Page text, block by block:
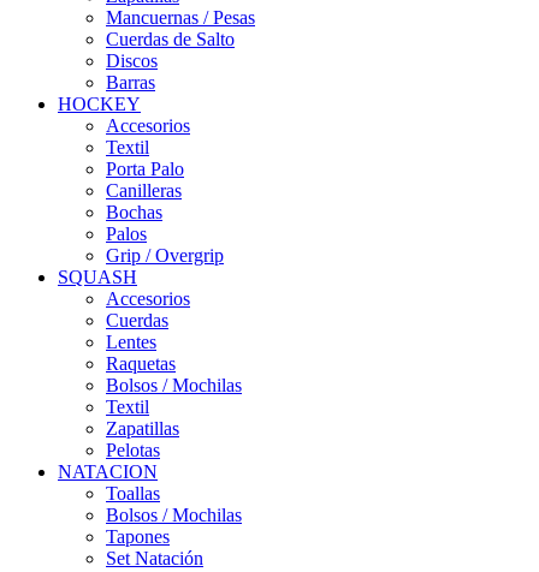
Mancuernas / Pesas
Cuerdas de Salto
Discos
Barras
HOCKEY
Accesorios
Textil
Porta Palo
Canilleras
Bochas
Palos
Grip / Overgrip
SQUASH
Accesorios
Cuerdas
Lentes
Raquetas
Bolsos / Mochilas
Textil
Zapatillas
Pelotas
NATACION
Toallas
Bolsos / Mochilas
Tapones
Set Natación